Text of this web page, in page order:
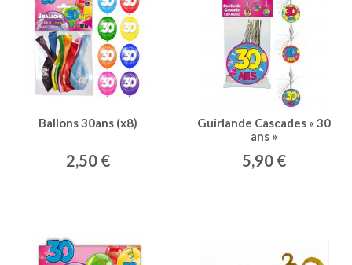
Ballons 30ans (x8)
2,50 €
Guirlande Cascades « 30
ans »
5,90 €